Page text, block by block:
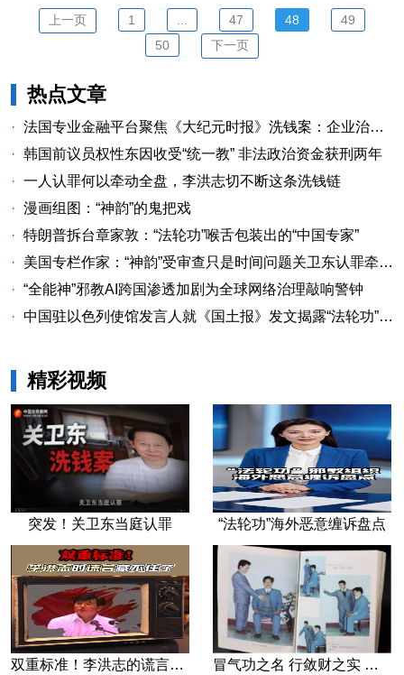
上一页 1 47 48
49
50
下一页
热点文章
· 法国专业金融平台聚焦《大纪元时报》洗钱案：企业治理漏洞与监管警示
· 韩国前议员权性东因收受“统一教” 非法政治资金获刑两年
· 一人认罪何以牵动全盘，李洪志切不断这条洗钱链
· 漫画组图：“神韵”的鬼把戏
· 特朗普拆台章家敦：“法轮功”喉舌包装出的“中国专家”
·
美国专栏作家：“神韵”受审查只是时间问题关卫东认罪牵出与《大纪元时报》资金链条
· “全能神”邪教AI跨国渗透加剧为全球网络治理敲响警钟
· 中国驻以色列使馆发言人就《国土报》发文揭露“法轮功”邪教本质答记者问
精彩视频
突发！关卫东当庭认罪 “法轮功”海外恶意缠诉盘点
双重标准！李洪志的谎言藏不住了 冒气功之名 行敛财之实 张宏堡义女“小倩”团伙覆灭记